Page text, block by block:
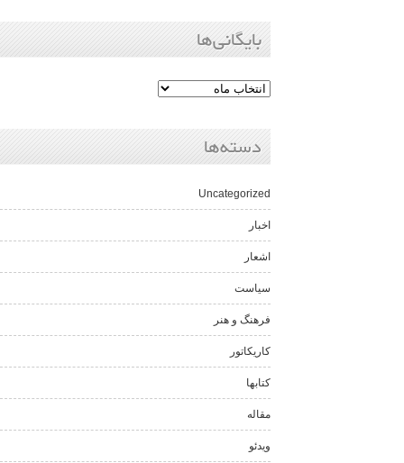
بایگانی‌ها
دسته‌ها
Uncategorized
فرهنگ و هنر
کاریکاتور